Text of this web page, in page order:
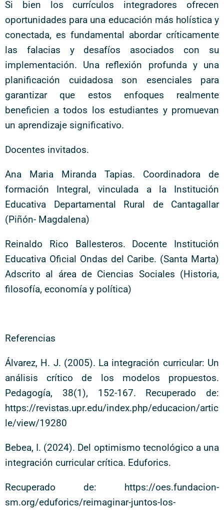
Si bien los currículos integradores ofrecen
oportunidades para una educación más holística y
conectada, es fundamental abordar críticamente
las falacias y desafíos asociados con su
implementación. Una reflexión profunda y una
planificación cuidadosa son esenciales para
garantizar que estos enfoques realmente
beneficien a todos los estudiantes y promuevan
un aprendizaje significativo.
Docentes invitados.
Ana Maria Miranda Tapias. Coordinadora de
formación Integral, vinculada a la Institución
Educativa Departamental Rural de Cantagallar
(Piñón- Magdalena)
Reinaldo Rico Ballesteros. Docente Institución
Educativa Oficial Ondas del Caribe. (Santa Marta)
Adscrito al área de Ciencias Sociales (Historia,
filosofía, economía y política)
Referencias
Álvarez, H. J. (2005). La integración curricular: Un
análisis crítico de los modelos propuestos.
Pedagogía, 38(1), 152-167. Recuperado de:
https://revistas.upr.edu/index.php/educacion/artic
le/view/19280
Bebea, I. (2024). Del optimismo tecnológico a una
integración curricular crítica. Eduforics.
Recuperado de: https://oes.fundacion-
sm.org/eduforics/reimaginar-juntos-los-